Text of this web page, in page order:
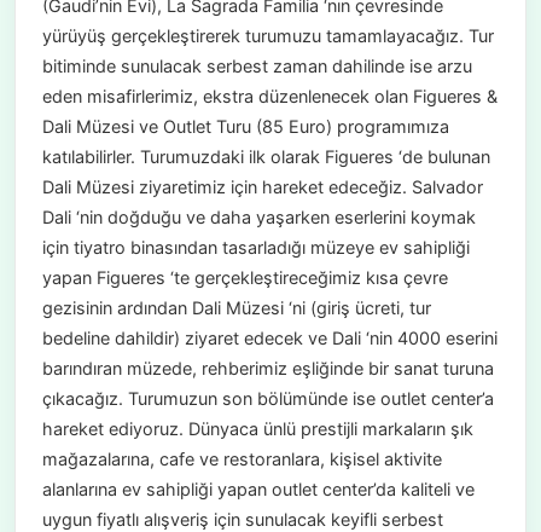
(Gaudi’nin Evi), La Sagrada Familia ‘nın çevresinde
yürüyüş gerçekleştirerek turumuzu tamamlayacağız. Tur
bitiminde sunulacak serbest zaman dahilinde ise arzu
eden misafirlerimiz, ekstra düzenlenecek olan Figueres &
Dali Müzesi ve Outlet Turu (85 Euro) programımıza
katılabilirler. Turumuzdaki ilk olarak Figueres ‘de bulunan
Dali Müzesi ziyaretimiz için hareket edeceğiz. Salvador
Dali ‘nin doğduğu ve daha yaşarken eserlerini koymak
için tiyatro binasından tasarladığı müzeye ev sahipliği
yapan Figueres ‘te gerçekleştireceğimiz kısa çevre
gezisinin ardından Dali Müzesi ‘ni (giriş ücreti, tur
bedeline dahildir) ziyaret edecek ve Dali ‘nin 4000 eserini
barındıran müzede, rehberimiz eşliğinde bir sanat turuna
çıkacağız. Turumuzun son bölümünde ise outlet center’a
hareket ediyoruz. Dünyaca ünlü prestijli markaların şık
mağazalarına, cafe ve restoranlara, kişisel aktivite
alanlarına ev sahipliği yapan outlet center’da kaliteli ve
uygun fiyatlı alışveriş için sunulacak keyifli serbest